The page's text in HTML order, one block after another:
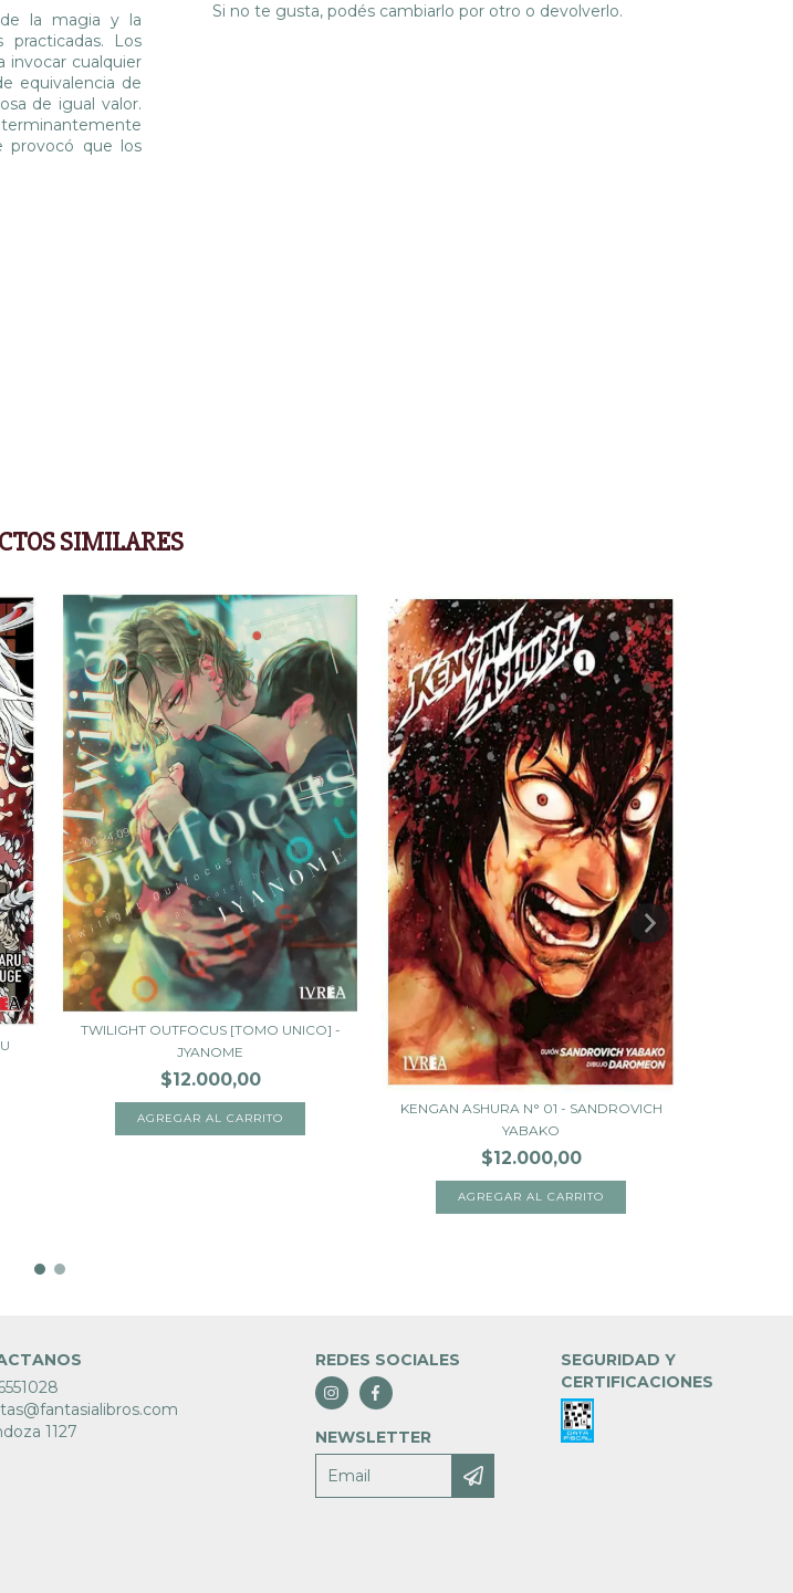
la magia y la
Los
invocar cualquier
equivalencia de
de igual valor.
provocó que los
Si no te gusta, podés cambiarlo por otro o devolverlo.
SIMILARES
TWILIGHT OUTFOCUS [TOMO UNICO] -
JYANOME
$12.000,00
KENGAN ASHURA N° 01 - SANDROVICH
YABAKO
$12.000,00
1127
REDES SOCIALES
NEWSLETTER
SEGURIDAD Y
CERTIFICACIONES